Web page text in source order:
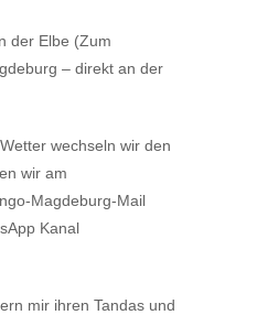
der Elbe (Zum
– direkt an der
wechseln wir den
wir am
Magdeburg-Mail
Kanal
mir ihren Tandas und